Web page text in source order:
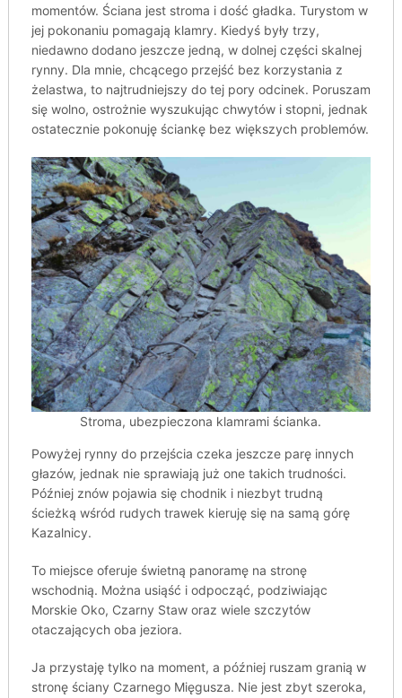
momentów. Ściana jest stroma i dość gładka. Turystom w
jej pokonaniu pomagają klamry. Kiedyś były trzy,
niedawno dodano jeszcze jedną, w dolnej części skalnej
rynny. Dla mnie, chcącego przejść bez korzystania z
żelastwa, to najtrudniejszy do tej pory odcinek. Poruszam
się wolno, ostrożnie wyszukując chwytów i stopni, jednak
ostatecznie pokonuję ściankę bez większych problemów.
Stroma, ubezpieczona klamrami ścianka.
Powyżej rynny do przejścia czeka jeszcze parę innych
głazów, jednak nie sprawiają już one takich trudności.
Później znów pojawia się chodnik i niezbyt trudną
ścieżką wśród rudych trawek kieruję się na samą górę
Kazalnicy.
To miejsce oferuje świetną panoramę na stronę
wschodnią. Można usiąść i odpocząć, podziwiając
Morskie Oko, Czarny Staw oraz wiele szczytów
otaczających oba jeziora.
Ja przystaję tylko na moment, a później ruszam granią w
stronę ściany Czarnego Mięgusza. Nie jest zbyt szeroka,